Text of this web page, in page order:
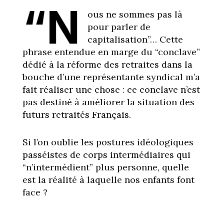
“N
ous ne sommes pas là
pour parler de
capitalisation”… Cette
phrase entendue en marge du “conclave”
dédié à la réforme des retraites dans la
bouche d’une représentante syndical m’a
fait réaliser une chose : ce conclave n’est
pas destiné à améliorer la situation des
futurs retraités Français.
Si l’on oublie les postures idéologiques
passéistes de corps intermédiaires qui
“n’intermédient” plus personne, quelle
est la réalité à laquelle nos enfants font
face ?